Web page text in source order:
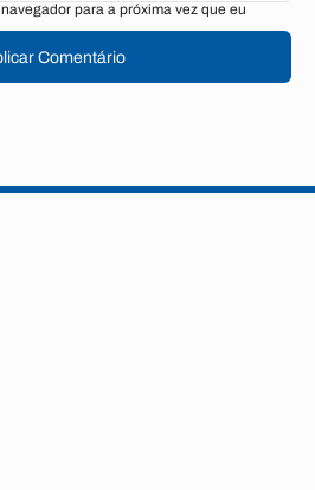
para a próxima vez que eu
Comentário